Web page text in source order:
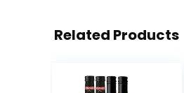
Related Products